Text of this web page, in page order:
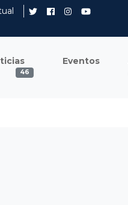
46
Eventos